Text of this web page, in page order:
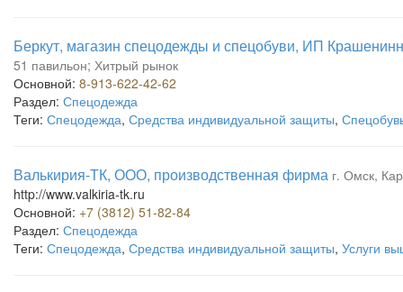
Беркут, магазин спецодежды и спецобуви, ИП
51 павильон; Хитрый рынок
Основной: 8-913-622-42-62
Раздел: Спецодежда
Теги: Спецодежда, Средства индивидуальной защиты,
Валькирия-ТК, ООО, производственная фирма г. Омск,
http://www.valkiria-tk.ru
Основной: +7 (3812) 51-82-84
Раздел: Спецодежда
Теги: Спецодежда, Средства индивидуальной защиты, Услуги